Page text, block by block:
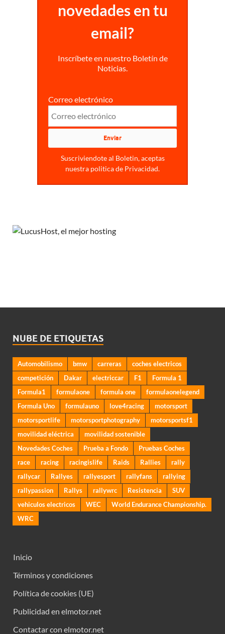
novedades en tu
email?
Inscríbete en nuestro Boletín de
Noticias.
Correo electrónico
Suscriviendote al Boletin, aceptas
nuestra politica de Privacidad.
NUBE DE ETIQUETAS
Automobilismo bmw carreras
coches electricos
competición
Dakar electriccar F1
Formula 1
Formula1
formulaone formula one
formulaonelegend
Formula Uno
formulauno love4racing
motorsport
motorsportlife
motorsportphotography
motorsportsf1
movilidad eléctrica
movilidad sostenible
Novedades Coches
Prueba a Fondo
Pruebas Coches
race
racing racingislife Raids Rallies
rally
rallycar
Rallyes rallyesport rallyfans
rallying
rallypassion
Rallys rallywrc Resistencia
SUV
vehiculos electricos
WEC
World Endurance Championship.
WRC
Inicio
Términos y condiciones
Política de cookies (UE)
Publicidad en elmotor.net
Contactar con elmotor.net